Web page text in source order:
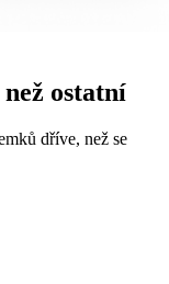
ostatní
dříve, než se